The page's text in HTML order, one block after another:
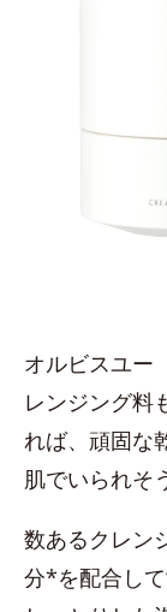
オルビスユー
レンジング料
れば、頑固な
肌でいられそ
数あるクレン
分*を配合し